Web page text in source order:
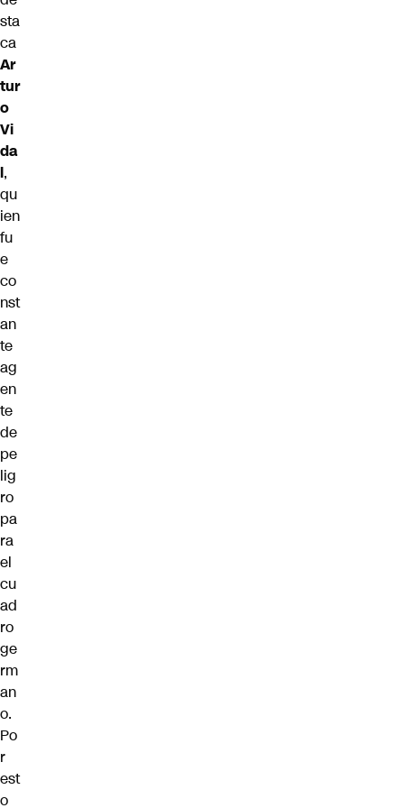
sta
ca
Ar
tur
o
Vi
da
l,
qu
ien
fu
e
co
nst
an
te
ag
en
te
de
pe
lig
ro
pa
ra
el
cu
ad
ro
ge
rm
an
o.
Po
r
est
o